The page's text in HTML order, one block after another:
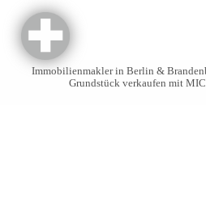
Immobilienmakler in Berlin &
Grundstück verkaufen mit